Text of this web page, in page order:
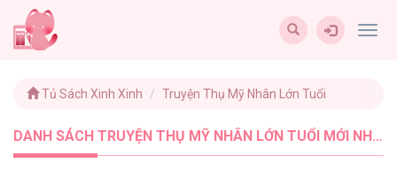
Tủ Sách Xinh Xinh Truyện Thụ Mỹ Nhân Lớn Tuổi
DANH SÁCH TRUYỆN THỤ MỸ NHÂN LỚN TUỔI MỚI NHẤT - TUSACHXINHXINH (1)